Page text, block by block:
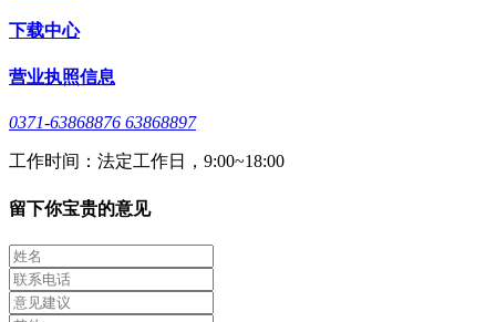
下载中心
营业执照信息
0371-63868876 63868897
工作时间：法定工作日，9:00~18:00
留下你宝贵的意见